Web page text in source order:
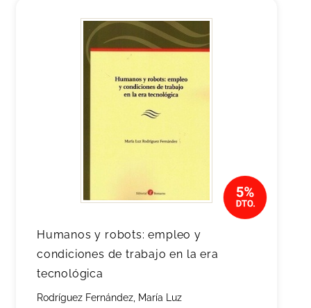
Humanos y robots: empleo y
condiciones de trabajo en la era
tecnológica
Rodríguez Fernández, María Luz